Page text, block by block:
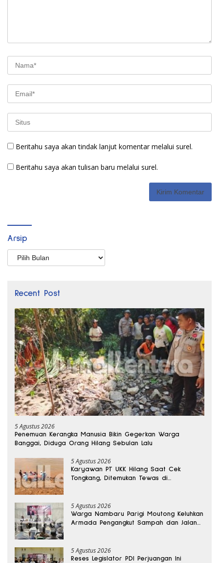
Beritahu saya akan tindak lanjut komentar melalui surel.
Beritahu saya akan tulisan baru melalui surel.
Arsip
Arsip
Recent Post
5 Agustus 2026
Penemuan Kerangka Manusia Bikin Gegerkan Warga
Banggai, Diduga Orang Hilang Sebulan Lalu
5 Agustus 2026
Karyawan PT UKK Hilang Saat Cek
Tongkang, Ditemukan Tewas di
5 Agustus 2026
Warga Nambaru Parigi Moutong Keluhkan
Armada Pengangkut Sampah dan Jalan
5 Agustus 2026
Reses Legislator PDI Perjuangan Ini